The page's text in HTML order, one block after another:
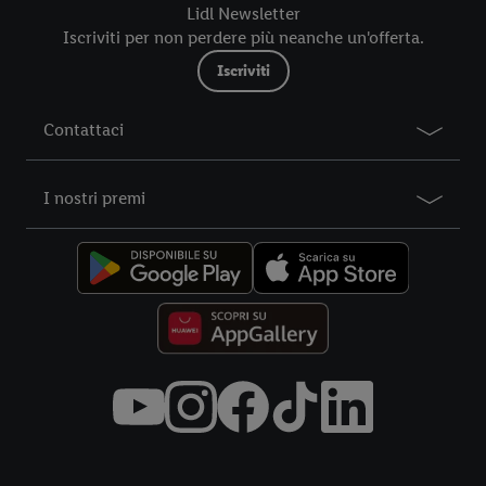
Lidl Newsletter
Iscriviti per non perdere più neanche un'offerta.
Iscriviti
Contattaci
I nostri premi
futuro, sono disponibili nella nostra informativa privacy
nostre informazioni legali sono consultabili qui.